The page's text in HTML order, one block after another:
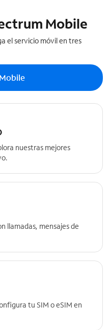
Mobile
el servicio móvil en tres
nuestras mejores
llamadas, mensajes de
tu SIM o eSIM en